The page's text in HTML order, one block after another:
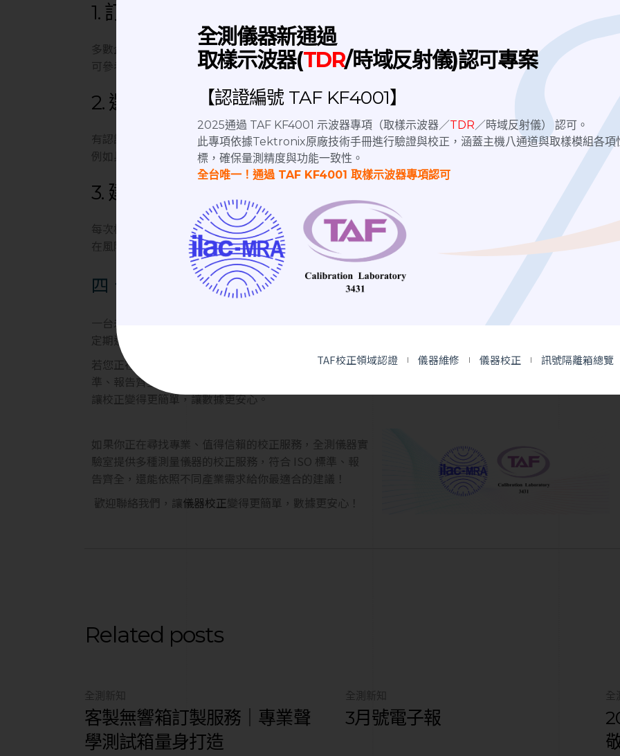
1. 訂定合理的校正週期
多數企業會依照儀器性質與使用頻率，設定一年至兩年一校。
可參考原廠建議、法規要求或使用環境狀況，必要時可縮短週期，確保量測穩定性。
2. 選擇具備 TAF 認證的校正廠商
有認證的校正實驗室能確保量測結果具追溯性與公信力。
例如具備 TAF 認證的實驗室，不僅符合 ISO/IEC 17025 標準，也能出具可被國內外客戶接受的正式報告。
3. 建立儀器校正紀錄與追蹤制度
每次校正後都應妥善保存報告，並定期檢視是否有「數據漂移」或「逐年誤差增加」的情況，以提前預防潛
在風險。
四、結語：儀器校正是品質與信任的防火牆
一台未經校正的儀器，就像用歪掉的尺量尺寸，看似差一點點，卻可能造成巨大的品質落差。
定期進行校正，不僅是遵守標準，更是守護企業信譽、提升客戶信任與確保市場競爭力的重要關鍵。
若您正在尋找專業且值得信賴的校正服務，
全測儀器實驗室提供多種測量儀器的校正方案，符合 ISO 標
準、報告齊全，並能依不同產業需求提供最合適的建議。
讓校正變得更簡單，讓數據更安心。
如果你正在尋找專業、值得信賴的校正服務，全測儀器實
驗室提供多種測量儀器的校正服務，符合 ISO 標準、報
告齊全，還能依照不同產業需求給你最適合的建議！
歡迎聯絡我們，讓儀器校正變得更簡單，數據更安心！
Related posts
全測新知
客製無響箱訂製服務｜專業聲
學測試箱量身打造
全測新知
3月號電子報
全
全測儀器新通過
取樣示波器(TDR/時域反射儀)認可專案
【認證編號 TAF KF4001】
2025通過 TAF KF4001 示波器專項（取樣示波器／TDR ／時域反射儀） 認可。
此專項依據Tektronix原廠技術手冊進行驗證與校正，涵蓋主機八通道與取樣模組各項
標，確保量測精度與功能一致性。
全台唯一！通過 TAF KF4001 取樣示波器專項認可
TAF校正領域認證 儀器維修 儀器校正 訊號隔離箱總覽